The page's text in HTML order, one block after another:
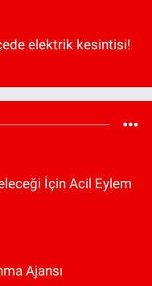
elektrik kesintisi!
İçin Acil Eylem
Ajansı